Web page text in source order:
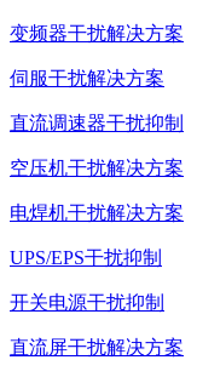
变频器干扰解决方案
伺服干扰解决方案
直流调速器干扰抑制
空压机干扰解决方案
电焊机干扰解决方案
UPS/EPS干扰抑制
开关电源干扰抑制
直流屏干扰解决方案